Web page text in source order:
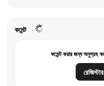
কমেন্ট
কমেন্ট করার জন্য অনুগ্রহ
রেজিস্টার